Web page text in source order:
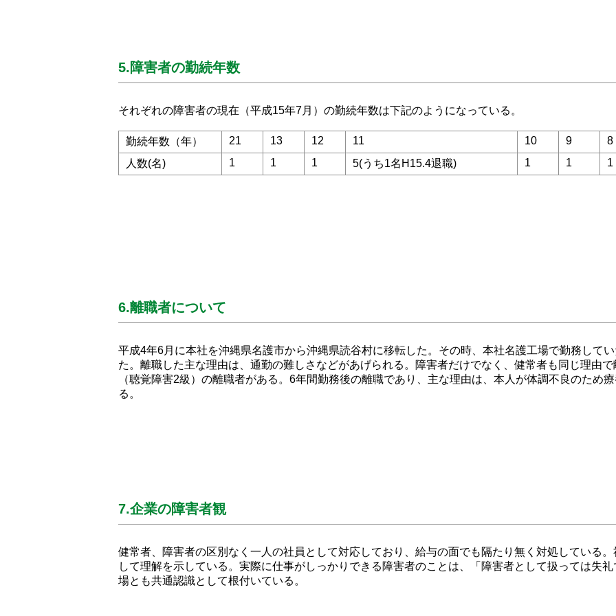
5.障害者の勤続年数
それぞれの障害者の現在（平成15年7月）の勤続年数は下記のようになっている。
勤続年数（年） 21 13 12 11 10 9 8
人数(名)
1 1 1 5(うち1名H15.4退職) 1 1 1
6.離職者について
平成4年6月に本社を沖縄県名護市から沖縄県読谷村に移転した。その時、本社名護工場で勤務して
た。離職した主な理由は、通勤の難しさなどがあげられる。障害者だけでなく、健常者も同じ理由
（聴覚障害2級）の離職者がある。6年間勤務後の離職であり、主な理由は、本人が体調不良のため
る。
7.企業の障害者観
健常者、障害者の区別なく一人の社員として対応しており、給与の面でも隔たり無く対処している
して理解を示している。実際に仕事がしっかりできる障害者のことは、「障害者として扱っては失
場とも共通認識として根付いている。